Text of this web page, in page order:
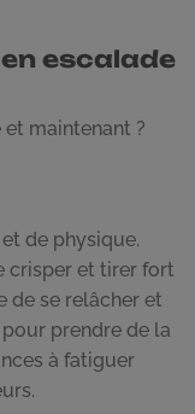
escalade
maintenant ?
et de physique.
crisper et tirer fort
de se relâcher et
prendre de la
à fatiguer